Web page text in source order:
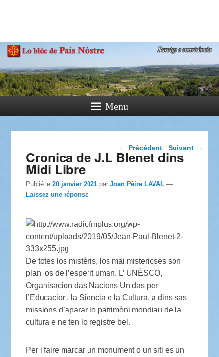
Paratge e Convivència
Menu
Navigation dans les
articles
← Précédent Suivant →
Cronica de J.L Blenet dins
Midi Libre
Publié le20 janvier 2021 parJoan Pèire LAVAL —
Laissez une réponse
De totes los mistèris, los mai misterioses son
plan los de l’esperit uman. L’ UNÈSCO,
Organisacion das Nacions Unidas per
l’Educacion, la Siencia e la Cultura, a dins sas
missions d’aparar lo patrimòni mondiau de la
cultura e ne ten lo registre bel.
Per i faire marcar un monument o un siti es un